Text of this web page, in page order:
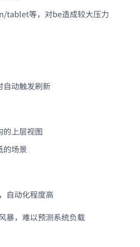
tablet等，对be造成较大压力
自动触发刷新
的上层视图
的场景
自动化程度高
暴，难以预测系统负载